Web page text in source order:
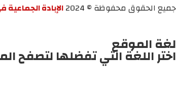
جميع الحقوق محفوظة © 2024
الإبادة
لغة الموقع
اختر اللغة التي تفضلها لتصفح